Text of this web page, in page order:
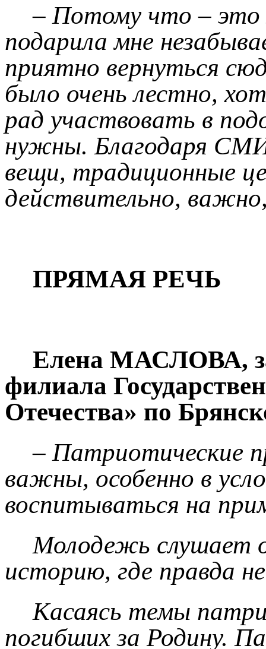
– Потому что – это
подарила мне
приятно вернуться
было очень лестно,
рад участвовать в
нужны. Благодаря
вещи, традиционные
действительно,
ПРЯМАЯ РЕЧЬ
Елена МАСЛОВА,
филиала
Отечества» по
– Патриотические
важны, особенно в
воспитываться на
Молодежь слушает
историю, где правда
Касаясь темы
погибших за Родину.